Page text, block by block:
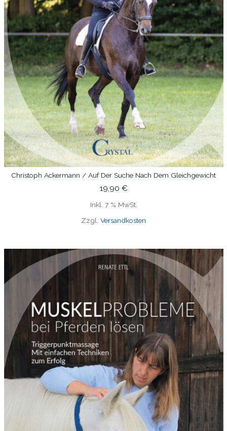
IN DEN WARENKORB
Christoph Ackermann / Auf Der Suche Nach Dem Gleichgewicht
19,90 €
Inkl. 7 % MwSt.
Zzgl. Versandkosten